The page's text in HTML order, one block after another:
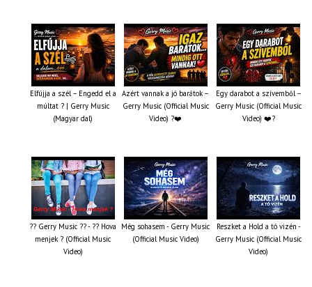
Elfújja a szél – Engedd el a
múltat ? | Gerry Music
(Magyar dal)
Azért vannak a jó barátok –
Gerry Music (Official Music
Video) ?❤️
Egy darabot a szívemből –
Gerry Music (Official Music
Video) ❤️?
?? Gerry Music ?? - ?? Hova
menjek ? (Official Music
Video)
Még sohasem - Gerry Music
(Official Music Video)
Reszket a Hold a tó vizén -
Gerry Music (Official Music
Video)